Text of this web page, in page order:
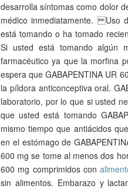
desarrolla síntomas como dolor
médico inmediatamente. Uso
está tomando o ha tomado
Si usted está tomando algún
farmacéutico ya que la morfina
espera que GABAPENTINA UR
la píldora anticonceptiva oral.
laboratorio, por lo que si usted
que usted está tomando
mismo tiempo que antiácidos
en el estómago de
600 mg se tome al menos dos
600 mg comprimidos con
sin alimentos. Embarazo y